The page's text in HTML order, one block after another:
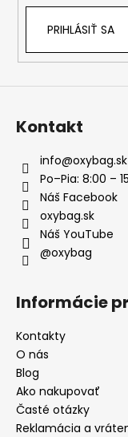
PRIHLÁSIŤ SA
Kontakt
info@oxybag.sk
Po–Pia: 8:00 –
Náš Facebook
oxybag.sk
Náš YouTube
@oxybag
Informácie
Kontakty
O nás
Blog
Ako nakupovať
Časté otázky
Reklamácia a